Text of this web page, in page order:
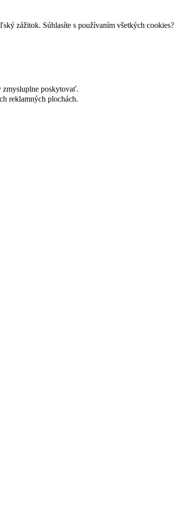
zážitok. Súhlasíte s používaním všetkých cookies?
zmysluplne poskytovať.
reklamných plochách.